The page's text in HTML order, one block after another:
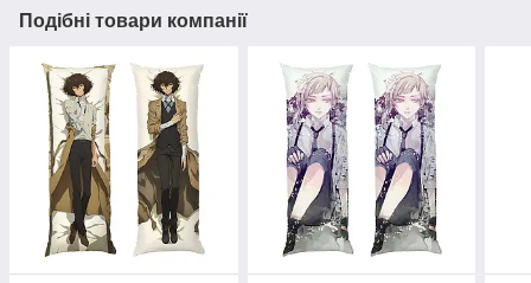
Подібні товари компанії